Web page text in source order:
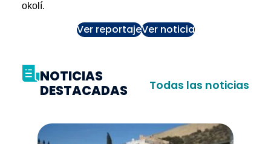
okolí.
Ver reportajeVer noticia
NOTICIAS
DESTACADAS
Todas las noticias